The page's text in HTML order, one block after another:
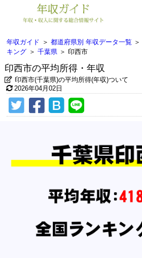
年収ガイド ＞ 都道府県別 年収データ一覧 ＞
キング ＞ 千葉県 ＞ 印西市
印西市の平均所得・年収
印西市(千葉県)の平均所得(年収)ついて
2026年04月02日